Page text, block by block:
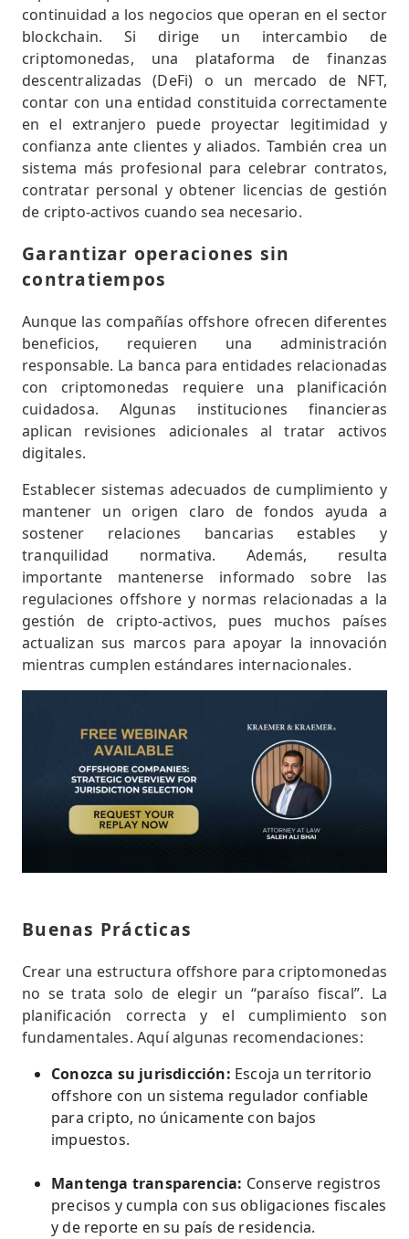
continuidad a los negocios que operan en el sector
blockchain. Si dirige un intercambio de
criptomonedas, una plataforma de finanzas
descentralizadas (DeFi) o un mercado de NFT,
contar con una entidad constituida correctamente
en el extranjero puede proyectar legitimidad y
confianza ante clientes y aliados. También crea un
sistema más profesional para celebrar contratos,
contratar personal y obtener licencias de gestión
de cripto-activos cuando sea necesario.
Garantizar operaciones sin
contratiempos
Aunque las compañías offshore ofrecen diferentes
beneficios, requieren una administración
responsable. La banca para entidades relacionadas
con criptomonedas requiere una planificación
cuidadosa. Algunas instituciones financieras
aplican revisiones adicionales al tratar activos
digitales.
Establecer sistemas adecuados de cumplimiento y
mantener un origen claro de fondos ayuda a
sostener relaciones bancarias estables y
tranquilidad normativa. Además, resulta
importante mantenerse informado sobre las
regulaciones offshore y normas relacionadas a la
gestión de cripto-activos, pues muchos países
actualizan sus marcos para apoyar la innovación
mientras cumplen estándares internacionales.
Buenas Prácticas
Crear una estructura offshore para criptomonedas
no se trata solo de elegir un “paraíso fiscal”. La
planificación correcta y el cumplimiento son
fundamentales. Aquí algunas recomendaciones:
Conozca su jurisdicción: Escoja un territorio
offshore con un sistema regulador confiable
para cripto, no únicamente con bajos
impuestos.
Mantenga transparencia: Conserve registros
precisos y cumpla con sus obligaciones fiscales
y de reporte en su país de residencia.